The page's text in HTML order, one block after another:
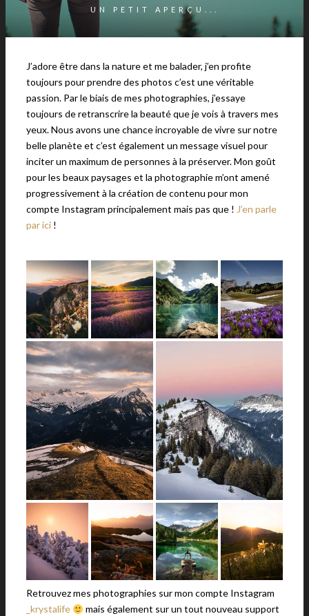
UN PETIT APERÇU...
J’adore être dans la nature et me balader, j’en profite
toujours pour prendre des photos c’est une véritable
passion. Par le biais de mes photographies, j’essaye
toujours de retranscrire la beauté que je vois à travers mes
yeux. Nous avons une chance incroyable de vivre sur notre
belle planète et c’est également un message visuel pour
inciter un maximum de personnes à la préserver. Mon goût
pour les beaux paysages et la photographie m’ont amené
progressivement à la création de contenu pour mon
compte Instagram principalement mais pas que ! J’en parle
par ici !
Retrouvez mes photographies sur mon compte Instagram
_krystalife
mais également sur un tout nouveau support